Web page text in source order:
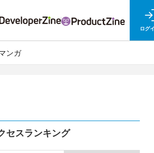
ログ
ンガ
セスランキング